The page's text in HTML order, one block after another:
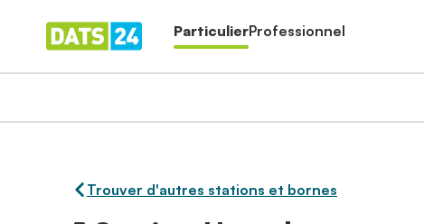
ParticulierProfessionnel
Trouver d'autres stations et bornes